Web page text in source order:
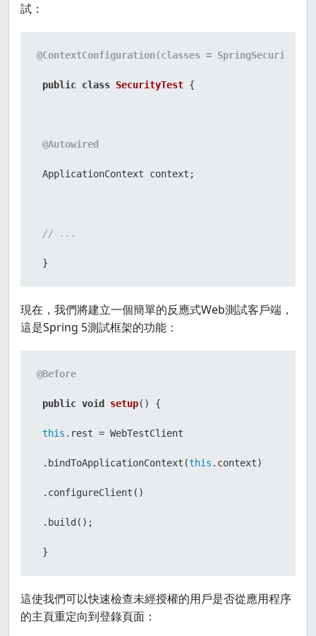
試：
@ContextConfiguration(classes =
public class SecurityTest {
@Autowired
ApplicationContext context;
// ...
}
現在，我們將建立一個簡單的反應式Web測試客戶端，
這是Spring 5測試框架的功能：
@Before
public void setup() {
this .rest = WebTestClient
.bindToApplicationContext(this .context)
.configureClient()
.build();
}
這使我們可以快速檢查未經授權的用戶是否從應用程序
的主頁重定向到登錄頁面：